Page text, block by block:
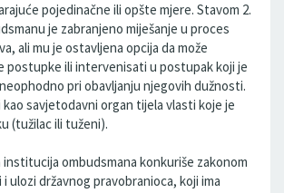
pojedinačne ili opšte mjere. Stavom 2.
je zabranjeno miješanje u proces
ali mu je ostavljena opcija da može
postupke ili intervenisati u postupak koji je
pri obavljanju njegovih dužnosti.
kao savjetodavni organ tijela vlasti koje je
(tužilac ili tuženi).
ombudsmana konkuriše zakonom
ulozi državnog pravobranioca, koji ima